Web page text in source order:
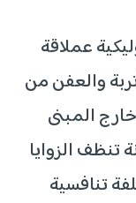
عملاقة
والعفن من
المبنى
الزوايا
تنافسية